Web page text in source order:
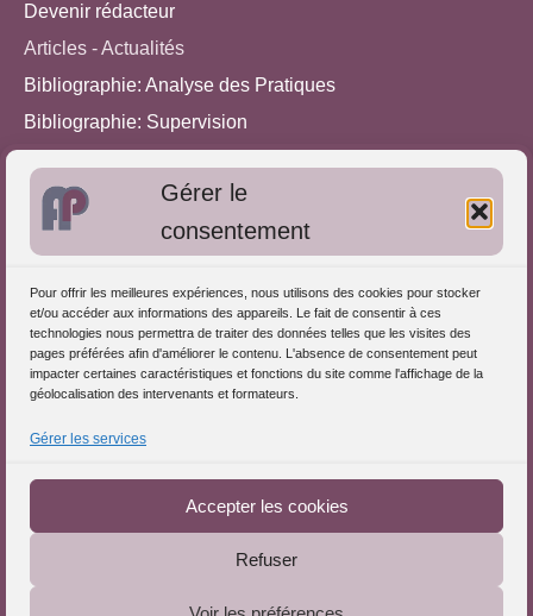
Gérer le
consentement
Pour offrir les meilleures expériences, nous utilisons des cookies pour stocker
et/ou accéder aux informations des appareils. Le fait de consentir à ces
technologies nous permettra de traiter des données telles que les visites des
pages préférées afin d'améliorer le contenu. L'absence de consentement peut
impacter certaines caractéristiques et fonctions du site comme l'affichage de la
géolocalisation des intervenants et formateurs.
Gérer les services
Accepter les cookies
Refuser
Devenir rédacteur
Articles - Actualités
Bibliographie: Analyse des Pratiques
Bibliographie: Supervision
Approches de l'Analyse des pratiques
S'inscrire dans l'Annuaire
Publiez vos formations
Charte déontologique
Le Portail de l'Analyse des Pratiques © 2025 - Tous droits